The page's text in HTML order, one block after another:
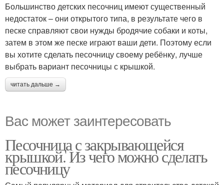
Большинство детских песочниц имеют существенный
недостаток – они открытого типа, в результате чего в
песке справляют свои нужды бродячие собаки и коты,
затем в этом же песке играют ваши дети. Поэтому если
вы хотите сделать песочницу своему ребёнку, лучше
выбрать вариант песочницы с крышкой.
читать дальше →
Вас может заинтересовать
Песочница с закрывающейся
крышкой. Из чего можно сделать
песочницу